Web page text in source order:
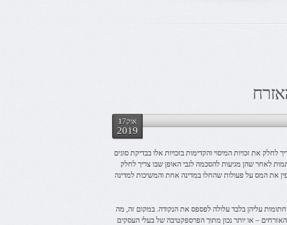
אוק17
2019
את זכויות המיסוי והקדימות בזכויות אלו בבדיקת סוגים
לאחר שהן מגיעות להסכמה לגבי האופן שבו צריך לחלק
את המס על פעולות שהחלו במדינה אחת והמשיכות למדינה
עליהן בלבד עלולה לפספס את הנקודה. במקום זה, מה
– או יותר נכון מתוך הפרספקטיבה של בעלי העסקים